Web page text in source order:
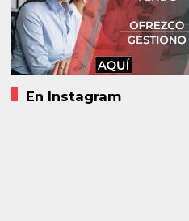
En Instagram